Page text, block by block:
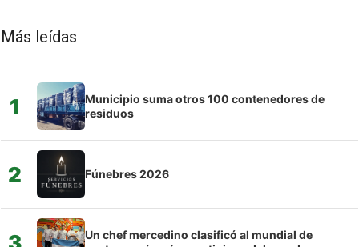
Más leídas
1
Municipio suma otros 100 contenedores de
residuos
2 Fúnebres 2026
Un chef mercedino clasificó al mundial de